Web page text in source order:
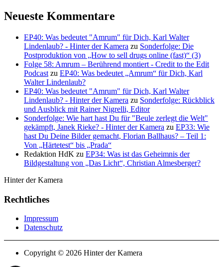
Neueste Kommentare
EP40: Was bedeutet "Amrum" für Dich, Karl Walter
Lindenlaub? - Hinter der Kamera zu Sonderfolge: Die
Postproduktion von „How to sell drugs online (fast)“ (3)
Folge 58: Amrum – Berührend montiert - Credit to the Edit
Podcast zu EP40: Was bedeutet „Amrum“ für Dich, Karl
Walter Lindenlaub?
EP40: Was bedeutet "Amrum" für Dich, Karl Walter
Lindenlaub? - Hinter der Kamera zu Sonderfolge: Rückblick
und Ausblick mit Rainer Nigrelli, Editor
Sonderfolge: Wie hart hast Du für "Beule zerlegt die Welt"
gekämpft, Janek Rieke? - Hinter der Kamera zu EP33: Wie
hast Du Deine Bilder gemacht, Florian Ballhaus? – Teil 1:
Von „Härtetest“ bis „Prada“
Redaktion HdK zu EP34: Was ist das Geheimnis der
Bildgestaltung von „Das Licht“, Christian Almesberger?
Hinter der Kamera
Rechtliches
Impressum
Datenschutz
Copyright © 2026 Hinter der Kamera